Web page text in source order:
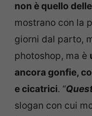
non è quello
mostrano con la
giorni dal parto,
photoshop, ma è
ancora gonfie,
e cicatrici. “
slogan con cui